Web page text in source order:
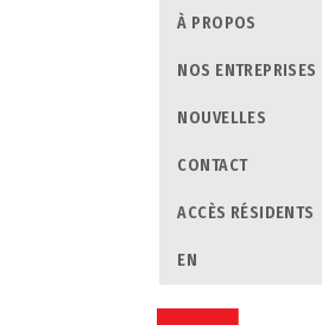
À PROPOS
NOS ENTREPRISES
NOUVELLES
CONTACT
ACCÈS RÉSIDENTS
EN